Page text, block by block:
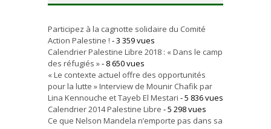
Participez à la cagnotte solidaire du Comité
Action Palestine ! - 3 359 vues
Calendrier Palestine Libre 2018 : « Dans le camp
des réfugiés »- 8 650 vues
« Le contexte actuel offre des opportunités
pour la lutte » Interview de Mounir Chafik par
Lina Kennouche et Tayeb El Mestari - 5 836 vues
Calendrier 2014 Palestine Libre - 5 298 vues
Ce que Nelson Mandela n’emporte pas dans sa